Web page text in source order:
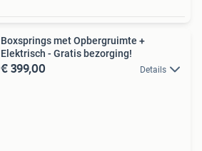
Boxsprings met Opbergruimte +
Elektrisch - Gratis bezorging!
€ 399,00 Details